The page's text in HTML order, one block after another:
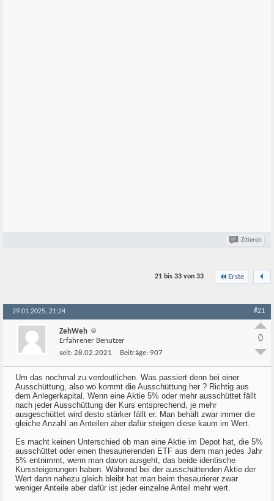
Zitieren
Erste
21 bis 33 von 33
29.01.2025, 21:24 #21
ZehWeh
Erfahrener Benutzer
seit: 28.02.2021 Beiträge: 907
0
Um das nochmal zu verdeutlichen. Was passiert denn bei einer
Ausschüttung, also wo kommt die Ausschüttung her ? Richtig aus
dem Anlegerkapital. Wenn eine Aktie 5% oder mehr ausschüttet fällt
nach jeder Ausschüttung der Kurs entsprechend, je mehr
ausgeschüttet wird desto stärker fällt er. Man behält zwar immer die
gleiche Anzahl an Anteilen aber dafür steigen diese kaum im Wert.
Es macht keinen Unterschied ob man eine Aktie im Depot hat, die 5%
ausschüttet oder einen thesaurierenden ETF aus dem man jedes Jahr
5% entnimmt, wenn man davon ausgeht, das beide identische
Kurssteigerungen haben. Während bei der ausschüttenden Aktie der
Wert dann nahezu gleich bleibt hat man beim thesaurierer zwar
weniger Anteile aber dafür ist jeder einzelne Anteil mehr wert.